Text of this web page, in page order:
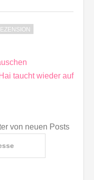
taucht wieder auf
von neuen Posts